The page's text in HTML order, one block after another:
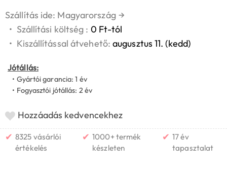
Szállítás ide: Magyarország →
• Szállítási költség : 0 Ft-tól
• Kiszállítással átvehető:augusztus 11. (kedd)
Jótállás:
• Gyártói garancia: 1 év
• Fogyasztói jótállás: 2 év
Hozzáadás kedvencekhez
✔ 8325 vásárlói
értékelés
✔ 1000+ termék
készleten
✔ 17 év
tapasztalat